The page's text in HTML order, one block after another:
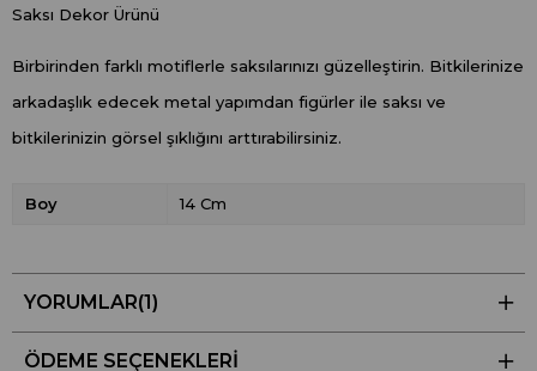
Saksı Dekor Ürünü
Birbirinden farklı motiflerle saksılarınızı güzelleştirin. Bitkilerinize
arkadaşlık edecek metal yapımdan figürler ile saksı ve
bitkilerinizin görsel şıklığını arttırabilirsiniz.
Boy 14 Cm
YORUMLAR(1)
ÖDEME SEÇENEKLERI